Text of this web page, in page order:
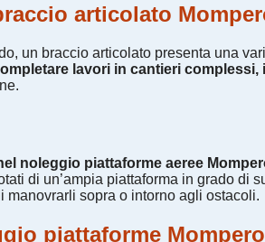
articolato
un braccio articolato presenta una
lavori in cantieri
noleggio piattaforme aeree
di un’ampia piattaforma in grado
manovrarli sopra o intorno agli ostacoli.
piattaforme